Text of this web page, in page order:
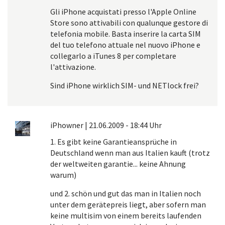
Gli iPhone acquistati presso l'Apple Online
Store sono attivabili con qualunque gestore di
telefonia mobile. Basta inserire la carta SIM
del tuo telefono attuale nel nuovo iPhone e
collegarlo a iTunes 8 per completare
l'attivazione.
Sind iPhone wirklich SIM- und NETlock frei?
iPhowner | 21.06.2009 - 18:44 Uhr
1. Es gibt keine Garantieansprüche in
Deutschland wenn man aus Italien kauft (trotz
der weltweiten garantie... keine Ahnung
warum)
und 2. schön und gut das man in Italien noch
unter dem gerätepreis liegt, aber sofern man
keine multisim von einem bereits laufenden